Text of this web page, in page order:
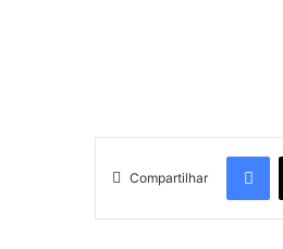
Compartilhar